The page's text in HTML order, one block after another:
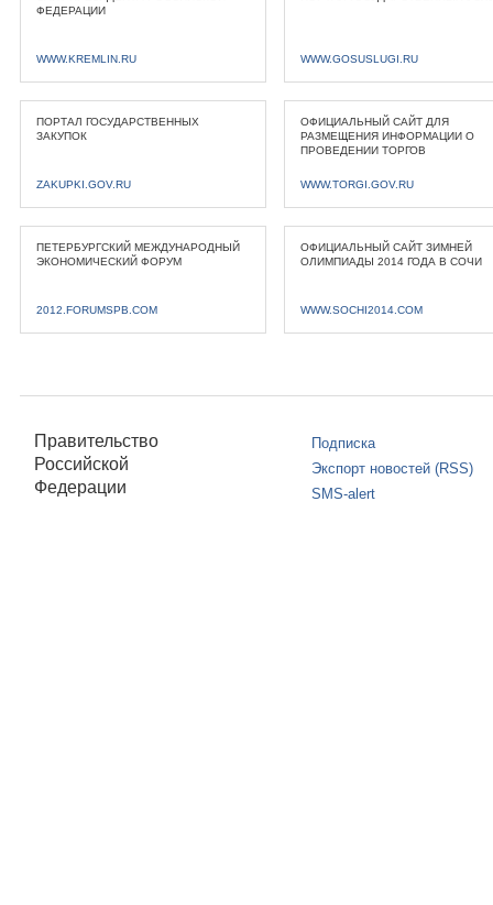
ФЕДЕРАЦИИ
WWW.KREMLIN.RU WWW.GOSUSLUGI.RU
ПОРТАЛ ГОСУДАРСТВЕННЫХ
ЗАКУПОК
ZAKUPKI.GOV.RU
ОФИЦИАЛЬНЫЙ САЙТ ДЛЯ
РАЗМЕЩЕНИЯ ИНФОРМАЦИИ О
ПРОВЕДЕНИИ ТОРГОВ
WWW.TORGI.GOV.RU
ПЕТЕРБУРГСКИЙ МЕЖДУНАРОДНЫЙ
ЭКОНОМИЧЕСКИЙ ФОРУМ
2012.FORUMSPB.COM
ОФИЦИАЛЬНЫЙ САЙТ ЗИМНЕЙ
ОЛИМПИАДЫ 2014 ГОДА В СОЧИ
WWW.SOCHI2014.COM
Правительство
Российской
Федерации
Подписка
Экспорт новостей (RSS)
SMS-alert